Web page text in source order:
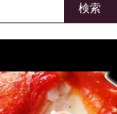
検索